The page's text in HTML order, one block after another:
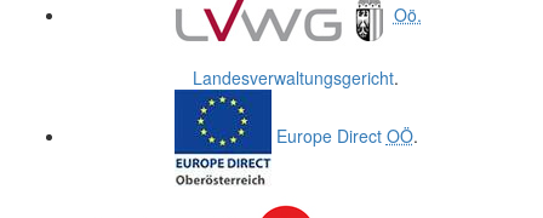
Oö.
Landesverwaltungsgericht.
Europe Direct OÖ.